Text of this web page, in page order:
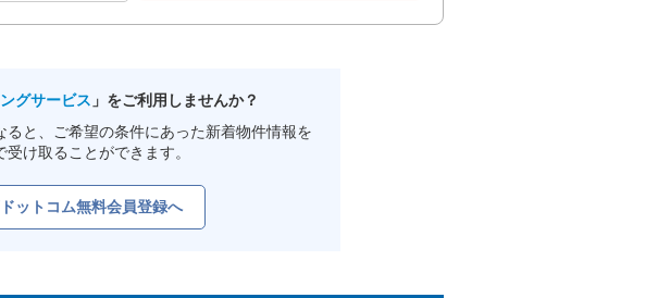
グサービス 」をご利用しませんか？
ると、ご希望の条件にあった新着物件情報を
受け取ることができます。
ットコム無料会員登録へ